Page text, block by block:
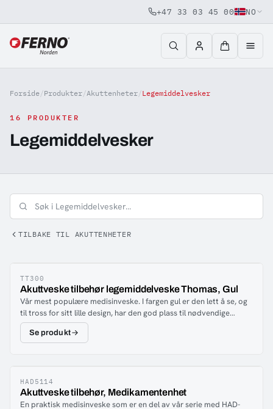
Jump to content
+47 33 03 45 00 NO
Forside/Produkter/Akuttenheter/Legemiddelvesker
16 PRODUKTER
Legemiddelvesker
TILBAKE TIL AKUTTENHETER
TT300
Akuttveske tilbehør legemiddelveske Thomas, Gul
Vår mest populære medisinveske. I fargen gul er den lett å se, og
til tross for sitt lille design, har den god plass til nødvendige
medisiner, enten ampuller eller hetteglass.Vesken kan justeres
etter behov siden elastikken kan tas av.Vesken har også
Se produkt
HAD5114
Akuttveske tilbehør, Medikamentenhet
En praktisk medisinveske som er en del av vår serie med HAD-